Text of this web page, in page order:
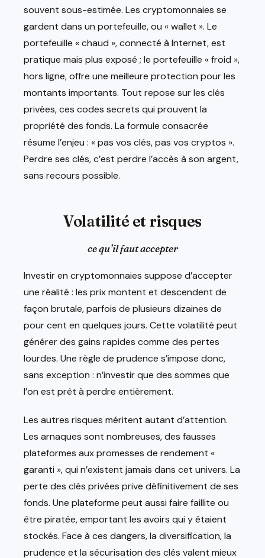
souvent sous-estimée. Les cryptomonnaies se
gardent dans un portefeuille, ou « wallet ». Le
portefeuille « chaud », connecté à Internet, est
pratique mais plus exposé ; le portefeuille « froid »,
hors ligne, offre une meilleure protection pour les
montants importants. Tout repose sur les clés
privées, ces codes secrets qui prouvent la
propriété des fonds. La formule consacrée
résume l’enjeu : « pas vos clés, pas vos cryptos ».
Perdre ses clés, c’est perdre l’accès à son argent,
sans recours possible.
Volatilité et risques
ce qu’il faut accepter
Investir en cryptomonnaies suppose d’accepter
une réalité : les prix montent et descendent de
façon brutale, parfois de plusieurs dizaines de
pour cent en quelques jours. Cette volatilité peut
générer des gains rapides comme des pertes
lourdes. Une règle de prudence s’impose donc,
sans exception : n’investir que des sommes que
l’on est prêt à perdre entièrement.
Les autres risques méritent autant d’attention.
Les arnaques sont nombreuses, des fausses
plateformes aux promesses de rendement «
garanti », qui n’existent jamais dans cet univers. La
perte des clés privées prive définitivement de ses
fonds. Une plateforme peut aussi faire faillite ou
être piratée, emportant les avoirs qui y étaient
stockés. Face à ces dangers, la diversification, la
prudence et la sécurisation des clés valent mieux